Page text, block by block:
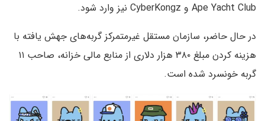
Ape Yacht Club و CyberKongz نیز وارد شود.
در حال حاضر، سازمان مستقل غیرمتمرکز گربه‌های جهش یافته با
هزینه کردن مبلغ ۳۸۰ هزار دلاری از منابع مالی خزانه، صاحب ۱۱
گربه خونسرد شده است.